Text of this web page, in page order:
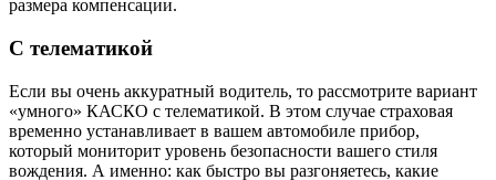
размера компенсации.
С телематикой
Если вы очень аккуратный водитель, то рассмотрите вариант
«умного» КАСКО с телематикой. В этом случае страховая
временно устанавливает в вашем автомобиле прибор,
который мониторит уровень безопасности вашего стиля
вождения. А именно: как быстро вы разгоняетесь, какие